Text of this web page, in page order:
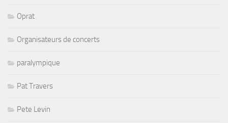
Oprat
Organisateurs de concerts
paralympique
Pat Travers
Pete Levin